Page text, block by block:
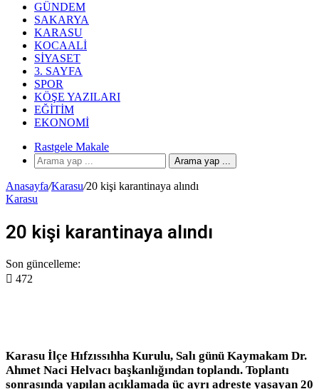
GÜNDEM
SAKARYA
KARASU
KOCAALI
SIYASET
3. SAYFA
SPOR
KÖŞE YAZILARI
EĞITIM
EKONOMI
Rastgele Makale
Arama yap ...
Anasayfa/Karasu/20 kişi karantinaya alındı
Karasu
20 kişi karantinaya alındı
Son güncelleme:
472
Karasu İlçe Hıfzıssıhha Kurulu, Salı günü Kaymakam Dr.
Ahmet Naci Helvacı başkanlığından toplandı. Toplantı
sonrasında yapılan açıklamada üç ayrı adreste yaşayan 20